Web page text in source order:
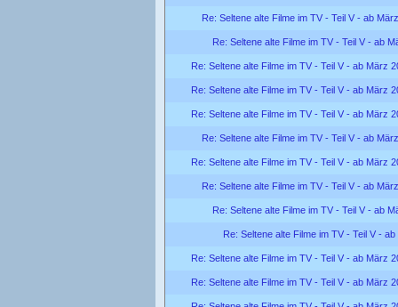
Re: Seltene alte Filme im TV - Teil V - ab
Re: Seltene alte Filme im TV - Teil V - ab
Re: Seltene alte Filme im TV - Teil V - ab März
Re: Seltene alte Filme im TV - Teil V - ab März
Re: Seltene alte Filme im TV - Teil V - ab März
Re: Seltene alte Filme im TV - Teil V - ab
Re: Seltene alte Filme im TV - Teil V - ab März
Re: Seltene alte Filme im TV - Teil V - ab
Re: Seltene alte Filme im TV - Teil V - ab
Re: Seltene alte Filme im TV - Teil V -
Re: Seltene alte Filme im TV - Teil V - ab März
Re: Seltene alte Filme im TV - Teil V - ab März